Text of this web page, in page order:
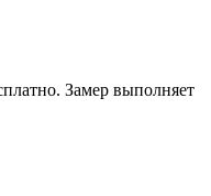
Замер выполняет